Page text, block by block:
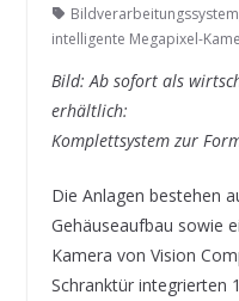
Bildverarbeitungssystem
intelligente Megapixel-
Bild: Ab sofort als
erhältlich:
Komplettsystem zur
Die Anlagen bestehen
Gehäuseaufbau sowie
Kamera von Vision
Schranktür integrierten